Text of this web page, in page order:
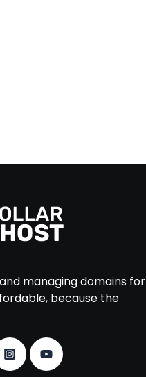
managing domains for
because the